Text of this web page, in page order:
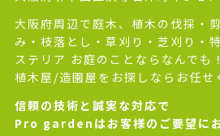
大阪府周辺で庭木、植木の伐採・
み・枝落とし・草刈り・芝刈り・
ステリア お庭のことならなんでも
植木屋/造園屋をお探しならお任せ
信頼の技術と誠実な対応で
Pro gardenはお客様のご要望にお